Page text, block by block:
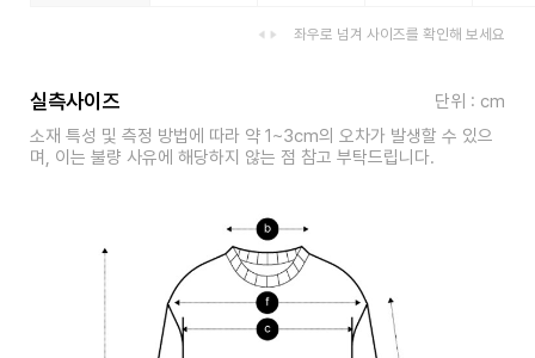
좌우로 넘겨 사이즈를 확인해 보세요
실측사이즈
단위 : cm
소재 특성 및 측정 방법에 따라 약 1~3cm의 오차가 발생할 수 있으
며, 이는 불량 사유에 해당하지 않는 점 참고 부탁드립니다.